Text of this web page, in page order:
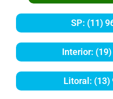
SP: (11)
Interior:
Litoral: (13)